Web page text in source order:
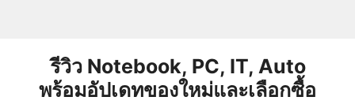
รีวิว Notebook, PC, IT, Auto
พร้อมอัปเดทของใหม่และเลือกซื้อ